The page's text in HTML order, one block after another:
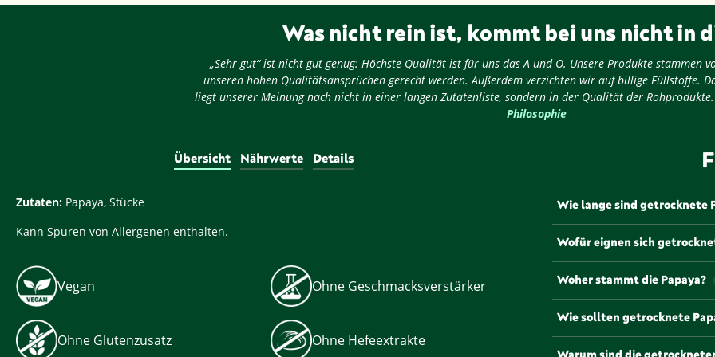
Was nicht rein ist, kommt bei uns nicht in
„Sehr gut“ ist nicht gut genug: Höchste Qualität ist für uns das A und O. Unsere Produkte stammen
unseren hohen Qualitätsansprüchen gerecht werden. Außerdem verzichten wir auf billige Füllstoffe.
liegt unserer Meinung nach nicht in einer langen Zutatenliste, sondern in der Qualität der Rohprodukte.
Philosophie
Übersicht Nährwerte Details
Zutaten: Papaya, Stücke
Kann Spuren von Allergenen enthalten.
Vegan Ohne Geschmacksverstärker
Ohne Glutenzusatz Ohne Hefeextrakte
Wie lange sind getrocknete
Getrocknete Papayastücke
Um die Frische und den
Behälter an einem kühlen,
Wofür eignen sich
Getrocknete Papayastücke
Müslis, Joghurt und
in verschiedene Gerichte
Woher stammt die Papaya?
Die Papaya stammt
tropischen und
(Carica papaya) gehört zur
Wie sollten getrocknete
Um das Aroma und die